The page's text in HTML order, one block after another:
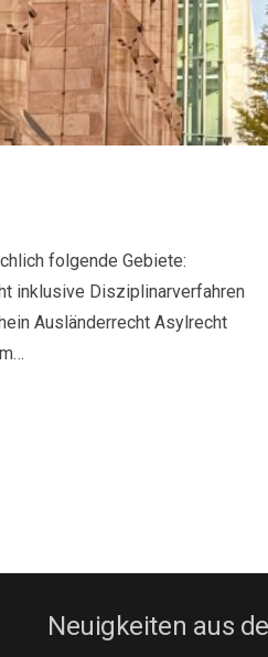
folgende Gebiete:
inklusive Disziplinarverfahren
Ausländerrecht Asylrecht
Neuigkeiten aus